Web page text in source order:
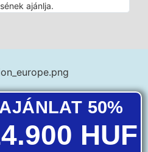
ajánlja.
50%
HUF